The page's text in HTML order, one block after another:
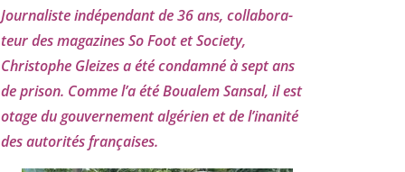
Journaliste indé­pen­dant de36ans, col­la­bo­ra­
teur des maga­zines So Foot et Society,
Christophe Gleizesa été condam­né à sept ans
de pri­son. Comme l’a été Boualem Sansal, il est
otage du gou­ver­ne­ment algé­rien et de l’i­na­ni­té
des auto­ri­tés françaises.